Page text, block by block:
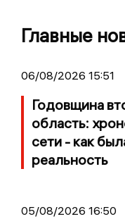
Главные
06/08/2026 15:51
Годовщина
область:
сети - как
реальность
05/08/2026 16:50